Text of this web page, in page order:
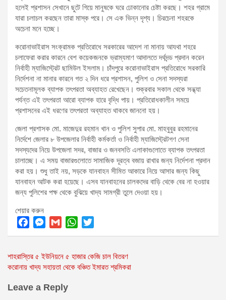
হলেই প্রশাসন সেখানে ছুটে গিয়ে মানুষকে ঘরে ঢোকানোর চেষ্টা করছে। শহর গ্রামে
যারা চলাচল করছেন তারা মাস্ক পরে। সে এক ভিন্ন দৃশ্য। চিরচেনা শহরকে
অচেনা মনে হচ্ছে।
করোনাভাইরাস সংক্রামক প্রতিরোধে সরকারের আদেশ না মানায় আযথা শহরে
চলাফেরা করার কারনে বেশ কয়েকজনকে ভ্রাম্যমাণ আদালতে দর্থদন্ড প্রদান করেন
নির্বাহী ম্যাজিস্ট্রেট ছামিউল ইসলাম। চাঁদপুরে করোনাভাইরাস প্রতিরোধে সরকারি
নির্দেশনা না মানার কারনে গত ২ দিন ধরে প্রশাসন, পুলিশ ও সেনা সদস্যরা
সচেতনামূলক ব্যাপক তৎপরতা অব্যাহত রেখেছেন। শুক্রবার সকাল থেকে সন্ধ্যা
পর্যন্ত এই তৎপরতা আরো ব্যাপক হারে বৃদ্ধি পায়। প্রতিরোধকালীন সময়ে
প্রশাসনের এই ধরণের তৎপরতা অব্যাহত থাকবে জাননো হয়।
জেলা প্রশাসক মো. মাজেদুর রহমান খান ও পুলিশ সুপার মো. মাহবুবুর রহমানের
নির্দেশে জেলার ৮ উপজেলার নির্বাহী কর্মকর্তা ও নির্বাহী ম্যাজিস্ট্রেটগণ সেনা
সদস্যদের নিয়ে উপজেলা সদর, বাজার ও জনবসতি এলাকাগুলোতে ব্যাপক তৎপরতা
চালাচ্ছে। এ সময় বাজারগুলোতে সামাজিক দূরত্ব বজায় রাখার জন্য নির্দেশনা প্রদান
করা হয়। শুধু তাই নয়, সড়কে যানবাহন সীমিত আকারে নিয়ে আসার জন্য কিছু
যানবাহন আটক করা হয়েছে। এসব যানবাহনের চালকদের বাড়ি থেকে বের না হওয়ার
জন্য পুলিশের পক্ষ থেকে বুঝিয়ে খাদ্য সামগ্রী তুলে দেওয়া হয়।
শেয়ার করুন
F
c
e
M
s
s
G
a
i
W
a
t
A
T
i
t
Post
navigation
শাহরাস্তির ৫ ইউনিয়নে ৫ হাজার কেজি চাল বিতরণ
করোনায় খাদ্য সহায়তা থেকে বঞ্চিত ইমারত শ্রমিকরা
Leave a Reply